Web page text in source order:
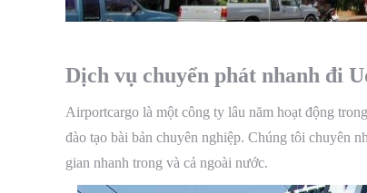
Dịch vụ chuyển phát nhanh đi
Airportcargo là một công ty lâu năm hoạt động
đào tạo bài bản chuyên nghiệp. Chúng tôi chuyên
gian nhanh trong và cả ngoài nước.